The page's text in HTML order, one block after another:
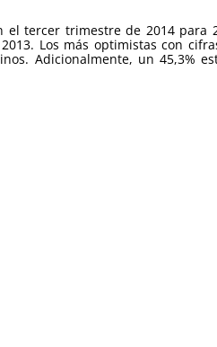
tercer trimestre de 2014 para
Los más optimistas con
Adicionalmente, un 45,3%